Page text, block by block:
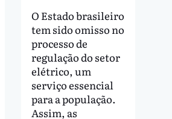
O Estado brasileiro
tem sido omisso no
processo de
regulação do setor
elétrico, um
serviço essencial
para a população.
Assim, as